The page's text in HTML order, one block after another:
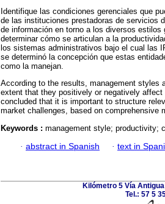
Identifique las condiciones gerenciales que
de las instituciones prestadoras de servicios
de información en torno a los diversos estilos
determinar cómo se articulan a la
los sistemas administrativos bajo el cual las
se determinó la concepción que estas
como la manejan.
According to the results, management styles
extent that they positively or negatively
concluded that it is important to structure
market challenges, based on comprehensive
Keywords : management style; productivity;
· abstract in Spanish · text in
Kilómetro 5 Vía
Tel.: 57 5